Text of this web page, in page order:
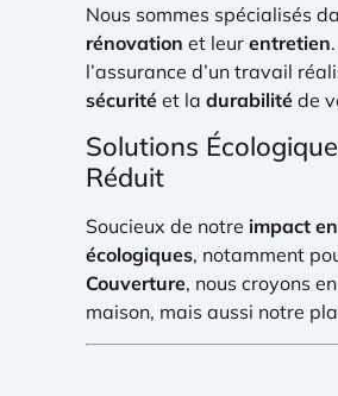
Nous sommes spécialisés
rénovation et leur entretien
l’assurance d’un travail
sécurité et la durabilité de
Solutions
Réduit
Soucieux de notre impact
écologiques, notamment
Couverture, nous croyons
maison, mais aussi notre